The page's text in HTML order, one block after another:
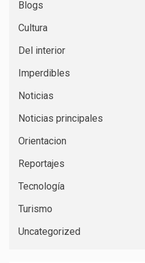
Blogs
Cultura
Del interior
Imperdibles
Noticias
Noticias principales
Orientacion
Reportajes
Tecnología
Turismo
Uncategorized